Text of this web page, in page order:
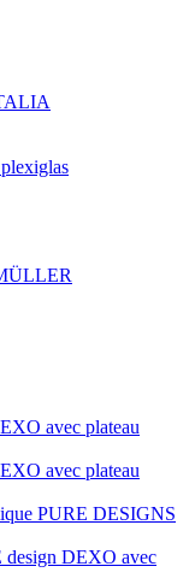
avec plateau
avec plateau
PURE DESIGNS
design DEXO avec